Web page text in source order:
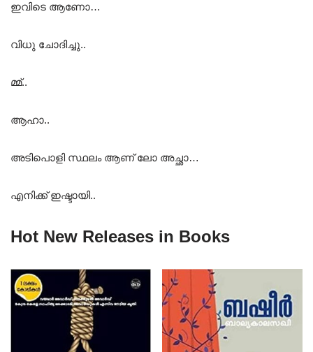
ഇവിടെ ആണോ…
വിധു ചോദിച്ചു..
മ്മ്..
ആഹാ..
അടിപൊളി സ്ഥലം ആണ് ലോ അച്ഛാ…
എനിക്ക് ഇഷ്ടായി..
Hot New Releases in Books